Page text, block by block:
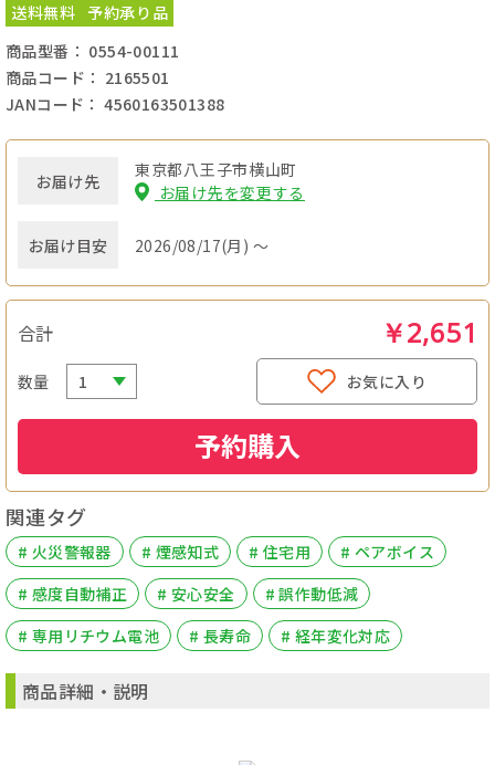
送料無料 予約承り品
商品型番： 0554-00111
商品コード： 2165501
JANコード： 4560163501388
お届け先
東京都八王子市横山町
お届け先を変更する
お届け目安 2026/08/17(月) ～
合計 ￥2,651
数量 お気に入り
予約購入
関連タグ
# 火災警報器 # 煙感知式 # 住宅用
# ペアボイス
# 感度自動補正
# 安心安全
# 誤作動低減
# 専用リチウム電池
# 長寿命 # 経年変化対応
商品詳細・説明